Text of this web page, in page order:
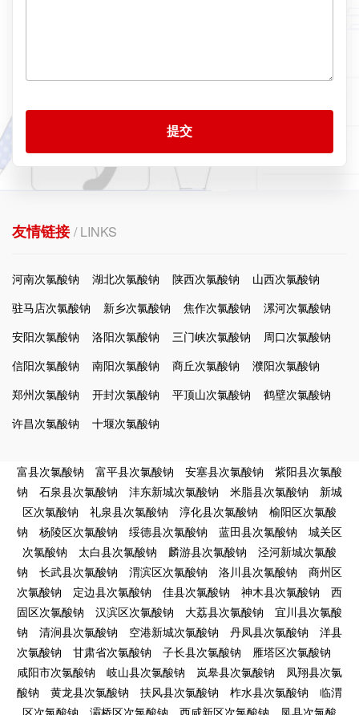
提交
友情链接/ LINKS
河南次氯酸钠 湖北次氯酸钠 陕西次氯酸钠
山西次氯酸钠
驻马店次氯酸钠
新乡次氯酸钠 焦作次氯酸钠
漯河次氯酸钠
安阳次氯酸钠
洛阳次氯酸钠 三门峡次氯酸钠
周口次氯酸钠
信阳次氯酸钠
南阳次氯酸钠 商丘次氯酸钠
濮阳次氯酸钠
郑州次氯酸钠
开封次氯酸钠 平顶山次氯酸钠
鹤壁次氯酸钠
许昌次氯酸钠
十堰次氯酸钠
富县次氯酸钠 富平县次氯酸钠 安塞县次氯酸钠
紫阳县次氯酸
钠
石泉县次氯酸钠 沣东新城次氯酸钠 米脂县次氯酸钠
新城
区次氯酸钠
礼泉县次氯酸钠 淳化县次氯酸钠
榆阳区次氯酸
钠
杨陵区次氯酸钠 绥德县次氯酸钠 蓝田县次氯酸钠
城关区
次氯酸钠
太白县次氯酸钠 麟游县次氯酸钠
泾河新城次氯酸
钠
长武县次氯酸钠 渭滨区次氯酸钠 洛川县次氯酸钠
商州区
次氯酸钠
定边县次氯酸钠 佳县次氯酸钠 神木县次氯酸钠
西
固区次氯酸钠
汉滨区次氯酸钠 大荔县次氯酸钠
宜川县次氯酸
钠
清涧县次氯酸钠 空港新城次氯酸钠 丹凤县次氯酸钠
洋县
次氯酸钠
甘肃省次氯酸钠 子长县次氯酸钠
雁塔区次氯酸钠
咸阳市次氯酸钠
岐山县次氯酸钠 岚皋县次氯酸钠
凤翔县次氯
酸钠
黄龙县次氯酸钠 扶风县次氯酸钠 柞水县次氯酸钠
临渭
区次氯酸钠
灞桥区次氯酸钠 西咸新区次氯酸钠 凤县次氯酸